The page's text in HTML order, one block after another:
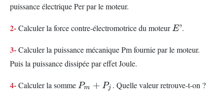
puissance électrique Per par le moteur.
2-Calculer la force contre-électromotrice du moteur E’
E’.
3-Calculer la puissance mécanique Pm fournie par le moteur.
Puis la puissance dissipée par effet Joule.
4-Calculer la somme P_m+P_j
Pm + Pj . Quelle valeur retrouve-t-on ?